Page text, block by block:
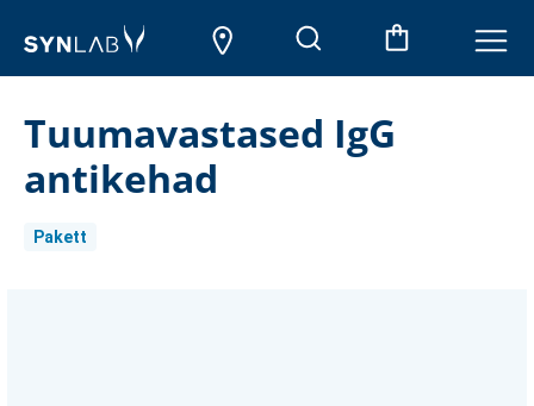
Tuumavastased IgG
antikehad
Pakett